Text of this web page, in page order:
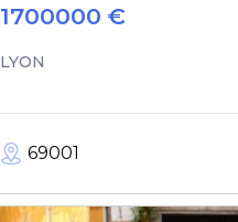
1700000 €
LYON
69001